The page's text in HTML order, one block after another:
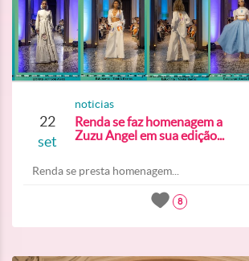
22
set
noticias
Renda se faz homenagem a
Zuzu Angel em sua edição...
Renda se presta homenagem...
8